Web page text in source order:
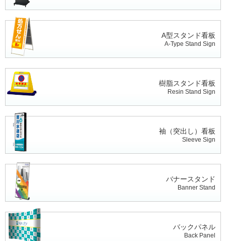
A型スタンド看板
A-Type Stand Sign
樹脂スタンド看板
Resin Stand Sign
袖（突出し）看板
Sleeve Sign
バナースタンド
Banner Stand
バックパネル
Back Panel